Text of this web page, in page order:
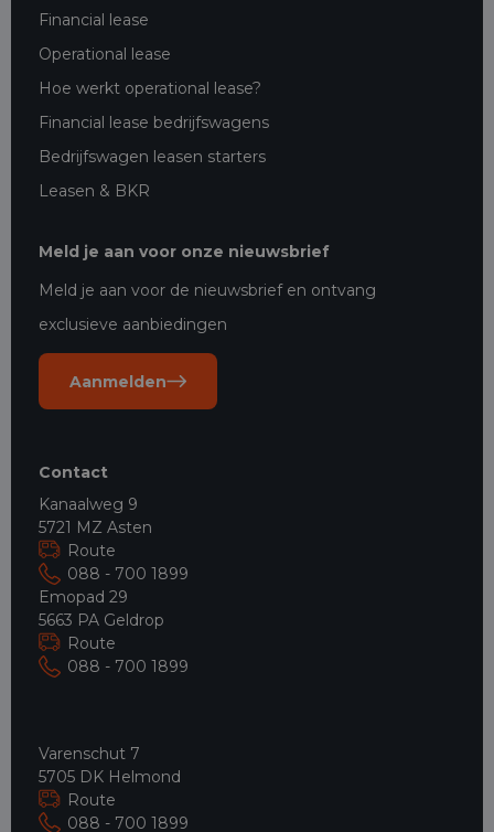
Financial lease
Operational lease
Hoe werkt operational lease?
Financial lease bedrijfswagens
Bedrijfswagen leasen starters
Leasen & BKR
Meld je aan voor onze nieuwsbrief
Meld je aan voor de nieuwsbrief en ontvang
exclusieve aanbiedingen
Aanmelden
Contact
Kanaalweg 9
5721 MZ Asten
Route
088 - 700 1899
Emopad 29
5663 PA Geldrop
Route
088 - 700 1899
Varenschut 7
5705 DK Helmond
Route
088 - 700 1899